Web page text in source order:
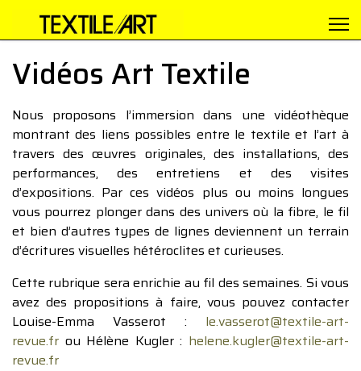
Vidéos Art Textile
Nous proposons l’immersion dans une vidéothèque
montrant des liens possibles entre le textile et l’art à
travers des œuvres originales, des installations, des
performances, des entretiens et des visites
d’expositions. Par ces vidéos plus ou moins longues
vous pourrez plonger dans des univers où la fibre, le fil
et bien d’autres types de lignes deviennent un terrain
d’écritures visuelles hétéroclites et curieuses.
Cette rubrique sera enrichie au fil des semaines. Si vous
avez des propositions à faire, vous pouvez contacter
Louise-Emma Vasserot : le.vasserot@textile-art-
revue.fr ou Hélène Kugler : helene.kugler@textile-art-
revue.fr